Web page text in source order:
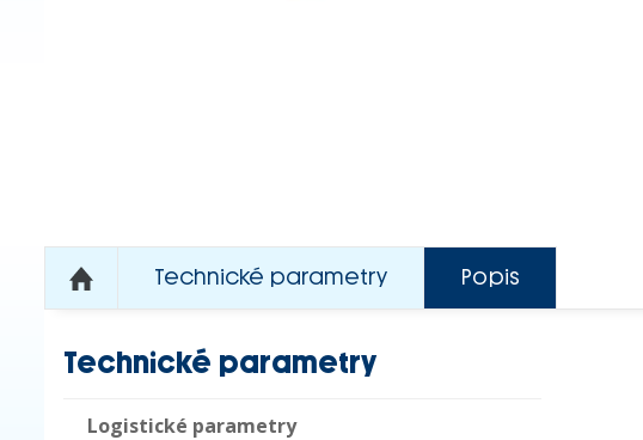
Technické parametry Popis
Technické parametry
Logistické parametry